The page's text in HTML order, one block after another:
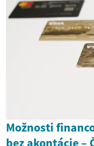
Možnosti
bez akontácie –